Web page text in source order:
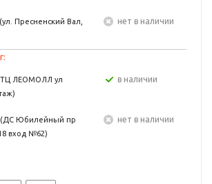
Пресненский Вал,
Нет в наличии
(ТЦ ЛЕОМОЛЛ ул
в наличии
(ДС Юбилейный пр
вход №62)
Нет в наличии